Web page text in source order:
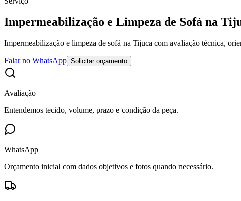
Impermeabilização e Limpeza de Sofá na
Impermeabilização e limpeza de sofá na Tijuca com avaliação técnica,
Falar no WhatsApp Solicitar orçamento
Avaliação
Entendemos tecido, volume, prazo e condição da peça.
WhatsApp
Orçamento inicial com dados objetivos e fotos quando necessário.